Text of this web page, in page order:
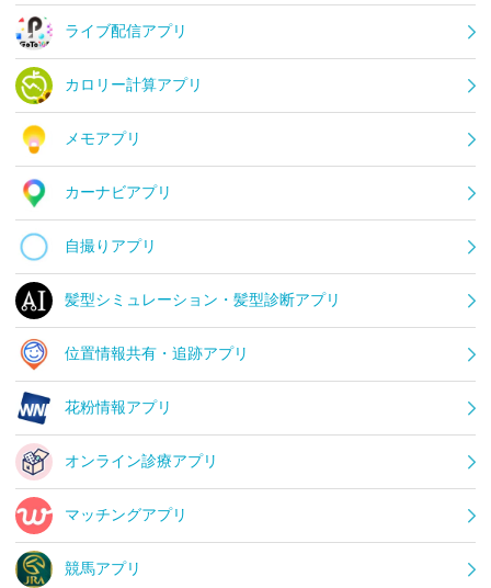
ライブ配信アプリ
カロリー計算アプリ
メモアプリ
カーナビアプリ
自撮りアプリ
髪型シミュレーション・髪型診断アプリ
位置情報共有・追跡アプリ
花粉情報アプリ
オンライン診療アプリ
マッチングアプリ
競馬アプリ